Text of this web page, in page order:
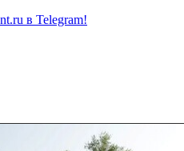
в Telegram!